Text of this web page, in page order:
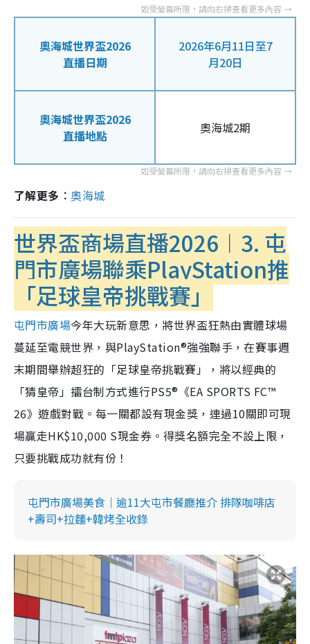
奧海城世界盃2026
直播日期
2026年6月11日至7
月20日
奧海城世界盃2026
直播地點
奧海城2期
了解更多︰奧海城
世界盃商場直播2026︱3. 屯
門市廣場聯乘PlayStation推
「足球皇帝挑戰賽」
屯門市廣場今年大玩新意思，將世界盃狂熱由實體球場
蔓延至電競世界，與PlayStation®強強聯手，在賽事週
末期間舉辦超狂的「足球皇帝挑戰賽」，將以經典的
「猜皇帝」擂台制方式進行PS5®《EA SPORTS FC™
26》遊戲對戰。每一關都設有現金獎，連過10關即可現
場贏走HK$10,000 S現金券。得獎名額完全不設上限，
只要挑戰成功就有份！
屯門市廣場美食｜逾11大屯市餐廳推介 排隊咖啡店
+壽司+拉麵+韓烤全收錄